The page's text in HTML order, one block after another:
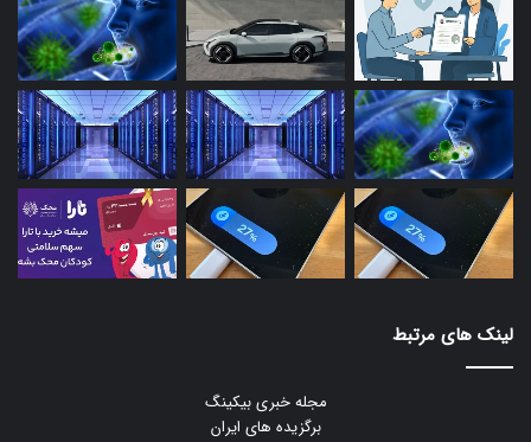
لینک های مرتبط
مجله خبری بیکینگ
برگزیده های ایران